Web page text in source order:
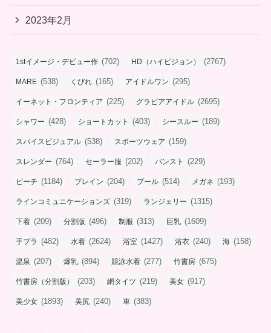
2023年2月
1stイメージ・デビュー作 (702) HD（ハイビジョン） (2767)
MARE (538) くびれ (165) アイドルワン (295)
イーネット・フロンティア (225) グラビアアイドル (2695)
シャワー (428) ショートカット (403) シースルー (189)
スパイスビジュアル (538) スポーツウェア (159)
スレンダー (764) セーラー服 (202) パンスト (229)
ビーチ (1184) ブレイン (204) プール (514) メガネ (193)
ラインコミュニケーションズ (319) ランジェリー (1315)
下着 (209) 分割版 (496) 制服 (313) 巨乳 (1609)
手ブラ (482) 水着 (2624) 浴室 (1427) 浴衣 (240) 海 (158)
温泉 (207) 爆乳 (894) 競泳水着 (277) 竹書房 (675)
竹書房（分割版） (203) 網タイツ (219) 美女 (917)
美少女 (1893) 美尻 (240) 車 (383)